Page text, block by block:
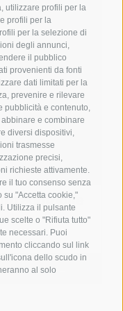
utilizzare profili per la
profili per la
per la selezione di
degli annunci,
il pubblico
provenienti da fonti
dati limitati per la
prevenire e rilevare
pubblicità e contenuto,
e combinare
diversi dispositivi,
trasmesse
precisi,
richieste attivamente.
il tuo consenso senza
"Accetta cookie,"
Utilizza il pulsante
scelte o "Rifiuta tutto"
necessari. Puoi
cliccando sul link
dello scudo in
al solo